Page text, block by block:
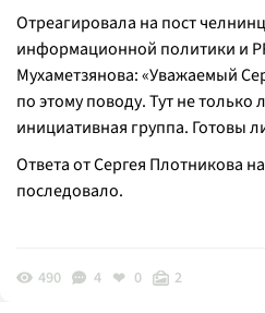
Отреагировала на пост
информационной политики и
Мухаметзянова:«Уважаемый
по этому поводу. Тут не
инициативная группа. Готовы
Ответа от Сергея Плотникова
последовало.
490 4 0 2